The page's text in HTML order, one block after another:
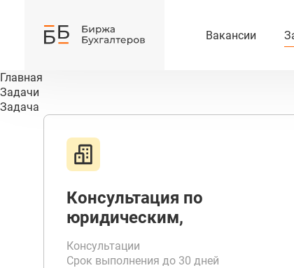
Вакансии
Главная
Задачи
Задача
Консультация по
юридическим,
бухгалтерским и
налоговым вопросам
Консультации
Срок выполнения до 30 дней